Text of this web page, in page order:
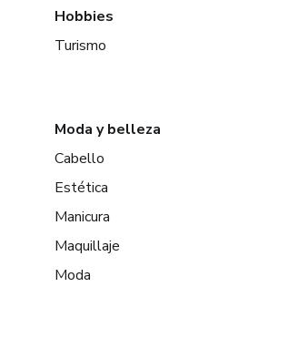
Hobbies
Turismo
Moda y belleza
Cabello
Estética
Manicura
Maquillaje
Moda